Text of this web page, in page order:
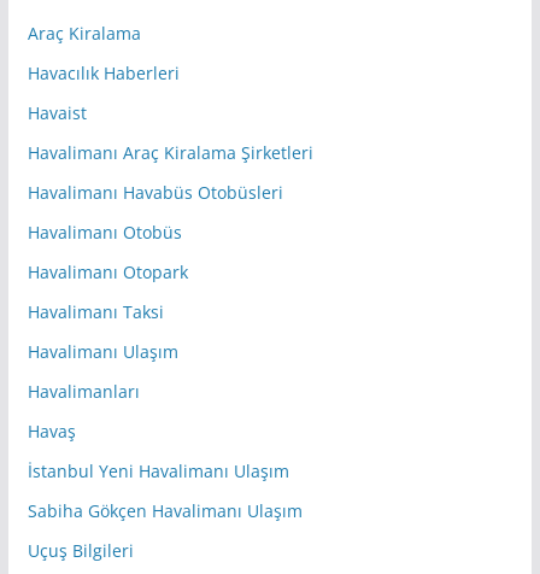
Araç Kiralama
Havacılık Haberleri
Havaist
Havalimanı Araç Kiralama Şirketleri
Havalimanı Havabüs Otobüsleri
Havalimanı Otobüs
Havalimanı Otopark
Havalimanı Taksi
Havalimanı Ulaşım
Havalimanları
Havaş
İstanbul Yeni Havalimanı Ulaşım
Sabiha Gökçen Havalimanı Ulaşım
Uçuş Bilgileri